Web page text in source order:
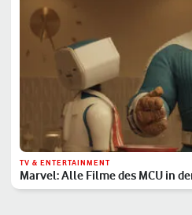
TV & ENTERTAINMENT
Marvel: Alle Filme des MCU in
Reihenfolge